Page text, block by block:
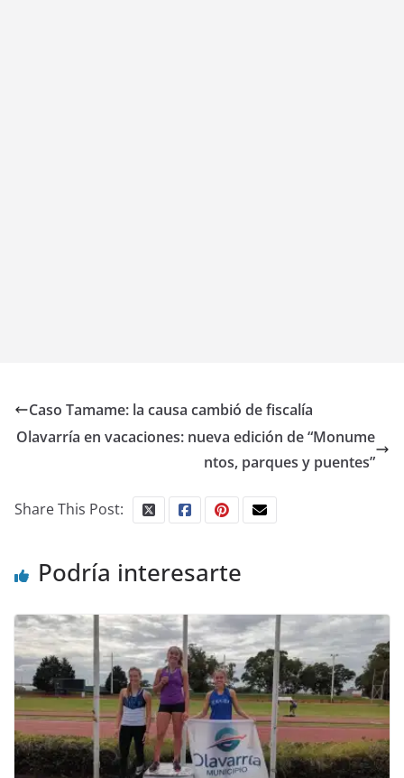
Caso Tamame: la causa cambió de fiscalía
Olavarría en vacaciones: nueva edición de “Monume
ntos, parques y puentes”
Share This Post:
Podría interesarte